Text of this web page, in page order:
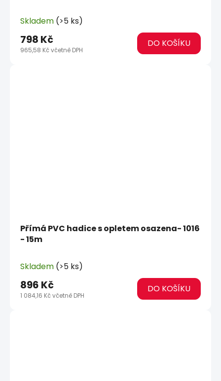
Skladem (>5 ks)
965,58 Kč včetně DPH
798 Kč DO KOŠÍKU
Přímá PVC hadice s opletem osazena- 1016
- 15m
Skladem (>5 ks)
1 084,16 Kč včetně DPH
896 Kč DO KOŠÍKU